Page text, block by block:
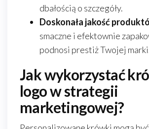
dbałością o szczegóły.
Doskonała jakość
smaczne i efektownie
podnosi prestiż Twojej
Jak wykorzystać
logo w strategii
marketingowej?